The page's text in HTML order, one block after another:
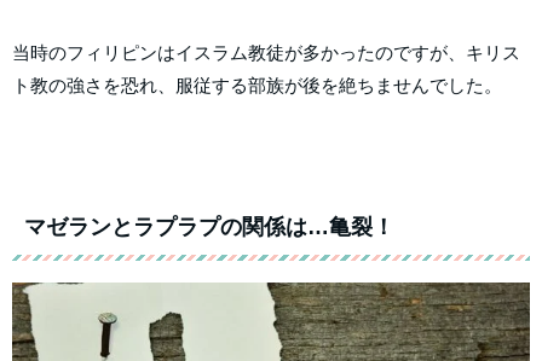
当時のフィリピンはイスラム教徒が多かったのですが、キリス
ト教の強さを恐れ、服従する部族が後を絶ちませんでした。
マゼランとラプラプの関係は…亀裂！